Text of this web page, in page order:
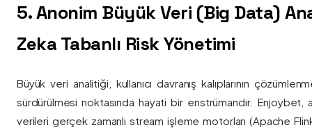
5. Anonim Büyük Veri (Big Data)
Zeka Tabanlı Risk Yönetimi
Büyük veri analitiği, kullanıcı davranış kalıplarının
sürdürülmesi noktasında hayati bir enstrümandır. Enjoybet,
verileri gerçek zamanlı stream işleme motorları (Apache Flink